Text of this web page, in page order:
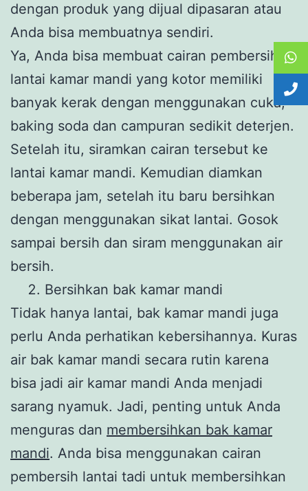
dengan produk yang dijual dipasaran atau
Anda bisa membuatnya sendiri.
Ya, Anda bisa membuat cairan pembersih
lantai kamar mandi yang kotor memiliki
banyak kerak dengan menggunakan cuka,
baking soda dan campuran sedikit deterjen.
Setelah itu, siramkan cairan tersebut ke
lantai kamar mandi. Kemudian diamkan
beberapa jam, setelah itu baru bersihkan
dengan menggunakan sikat lantai. Gosok
sampai bersih dan siram menggunakan air
bersih.
Bersihkan bak kamar mandi
Tidak hanya lantai, bak kamar mandi juga
perlu Anda perhatikan kebersihannya. Kuras
air bak kamar mandi secara rutin karena
bisa jadi air kamar mandi Anda menjadi
sarang nyamuk. Jadi, penting untuk Anda
menguras dan membersihkan bak kamar
mandi. Anda bisa menggunakan cairan
pembersih lantai tadi untuk membersihkan